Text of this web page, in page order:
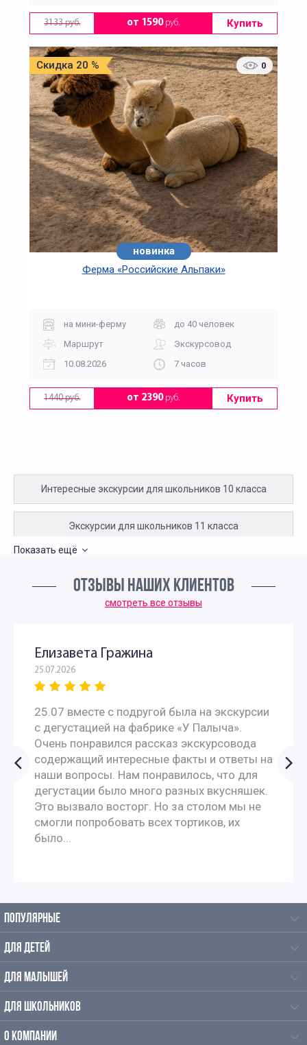
3133 руб. от 1590руб. Купить
Скидка 20 % 0
новинка
Ферма «Российские Альпаки»
на мини-ферму
до 40 человек
Маршрут
Экскурсовод
10.08.2026
7 часов
1440 руб. от 2390руб. Купить
Интересные экскурсии для школьников 10 класса
Экскурсии для школьников 11 класса
Интересные экскурсии для школьников 6 класса в
Экскурсии для школьников 7 класса в Москве
Автобусные экскурсии по Москве для школьников
Автобусные экскурсии для школьников средней школы
Однодневные экскурсии для школьников
Тематические экскурсии для школьников
Экскурсии выходного дня для школьников
Показать ещё
ОТЗЫВЫ НАШИХ КЛИЕНТОВ
смотреть все отзывы
Елизавета Гражина
25.07.2026
25.07 вместе с подругой была на экскурсии
с дегустацией на фабрике «У Палыча».
Очень понравился рассказ экскурсовода
содержащий интересные факты и ответы на
наши вопросы. Нам понравилось, что для
дегустации было много разных вкусняшек.
Это вызвало восторг. Но за столом мы не
смогли попробовать всех тортиков, их
было...
ПОПУЛЯРНЫЕ
ДЛЯ ДЕТЕЙ
ДЛЯ МАЛЫШЕЙ
ДЛЯ ШКОЛЬНИКОВ
О КОМПАНИИ